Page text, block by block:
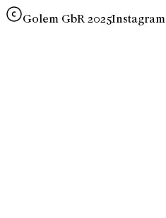
Golem GbR 2025Instagram